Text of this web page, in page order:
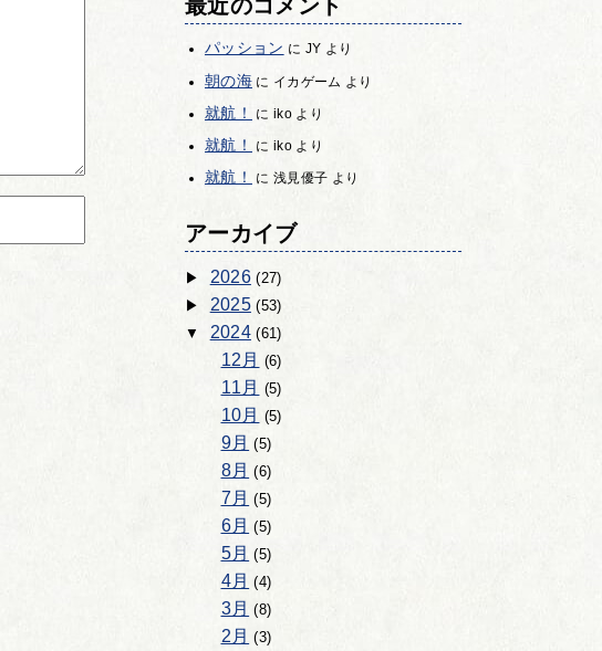
最近のコメント
パッション に JY より
朝の海に イカゲーム より
就航！ に ikoより
就航！ に ikoより
就航！ に 浅見優子 より
アーカイブ
2026(27)
2025(53)
2024(61)
12月 (6)
11月 (5)
10月 (5)
9月 (5)
8月 (6)
7月 (5)
6月 (5)
5月 (5)
4月 (4)
3月 (8)
2月 (3)